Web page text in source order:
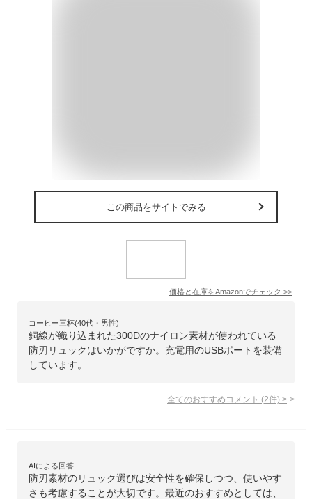
この商品をサイトでみる
価格と在庫をAmazonでチェック >>
コーヒー三杯(40代・男性)
銅線が織り込まれた300Dのナイロン素材が使われている
防刃リュックはいかがですか。充電用のUSBポートを装備
しています。
全てのおすすめコメント (2件) >
AIによる回答
防刃素材のリュック選びは安全性を確保しつつ、使いやす
さも考慮することが大切です。最近のおすすめとしては、